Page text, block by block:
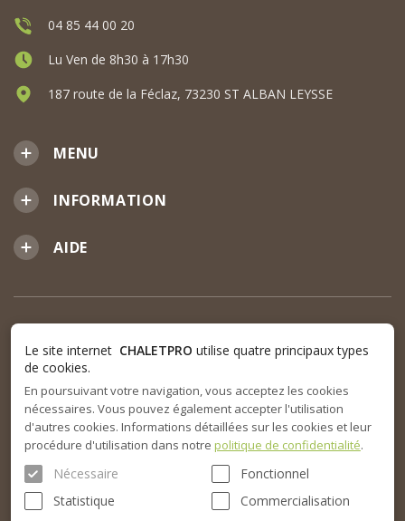
MENU
INFORMATION
AIDE
04 85 44 00 20
Lu Ven de 8h30 à 17h30
187 route de la Féclaz, 73230 ST ALBAN LEYSSE
Le site internet CHALETPRO utilise quatre principaux types
de cookies.
En poursuivant votre navigation, vous acceptez les cookies
nécessaires. Vous pouvez également accepter l'utilisation
d'autres cookies. Informations détaillées sur les cookies et leur
procédure d'utilisation dans notre politique de confidentialité.
Nécessaire
Fonctionnel
Statistique
Commercialisation